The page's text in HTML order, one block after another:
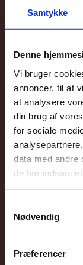
Samtykke
Denne
Vi bruger
annoncer, til at
at analysere
din brug af
for sociale
data med andre
de har
Nødvendig
Præferencer
Skrevet
20. maj,
Hvad